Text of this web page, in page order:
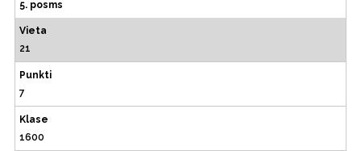
5. posms
Vieta
21
Punkti
7
Klase
1600